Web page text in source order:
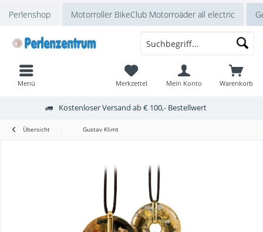
Perlenshop Motorroller BikeClub Motorroäder all electric
Kostenloser Versand ab € 100,- Bestellwert
Warenkorb
Merkzettel Mein Konto
Menü
Übersicht Gustav Klimt